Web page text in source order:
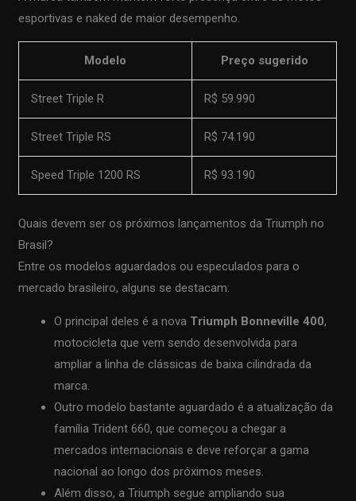
esportivas e naked de maior desempenho.
Modelo Preço sugerido
Street Triple R R$ 59.990
Street Triple RS R$ 74.190
Speed Triple 1200 RS R$ 93.190
Quais devem ser os próximos lançamentos da Triumph no
Brasil?
Entre os modelos aguardados ou especulados para o
mercado brasileiro, alguns se destacam:
O principal deles é a nova Triumph Bonneville 400,
motocicleta que vem sendo desenvolvida para
ampliar a linha de clássicas de baixa cilindrada da
marca.
Outro modelo bastante aguardado é a atualização da
família Trident 660, que começou a chegar a
mercados internacionais e deve reforçar a gama
nacional ao longo dos próximos meses.
Além disso, a Triumph segue ampliando sua